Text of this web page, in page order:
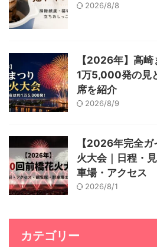
2026/8/8
【2026年】高
1万5,000発の見
席を紹介
2026/8/9
【2026年完全
火大会｜日程・
車場・アクセス
2026/8/1
カテゴリー